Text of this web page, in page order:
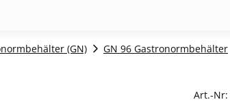
(GN)
GN 96 Gastronormbehälter
Art.-Nr: